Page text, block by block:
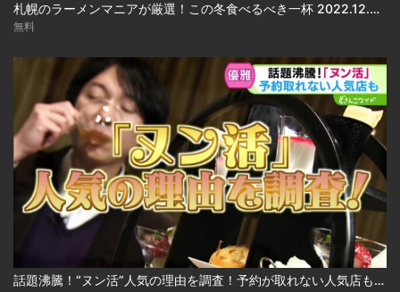
札幌のラーメンマニアが厳選！この冬食べるべき一杯 2022.12.05放送
無料
話題沸騰！“ヌン活”人気の理由を調査！予約が取れない人気店も 2024.12.24放送